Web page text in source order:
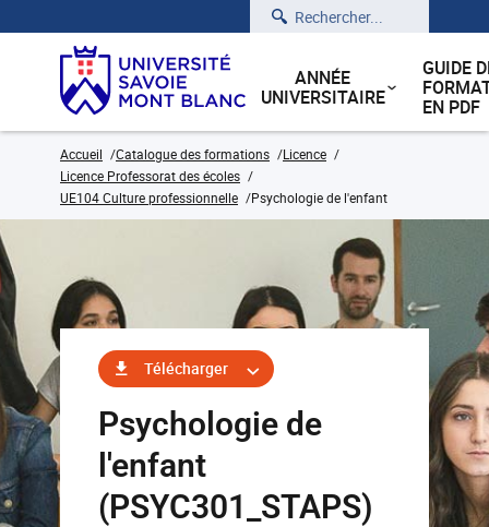
Rechercher
ANNÉE
UNIVERSITAIRE
GUIDE
EN PDF
Accueil Catalogue des formations
Licence
Licence Professorat des écoles
UE104 Culture professionnelle
Psychologie de l'enfant
Télécharger
Psychologie de
l'enfant
(PSYC301_STAPS)